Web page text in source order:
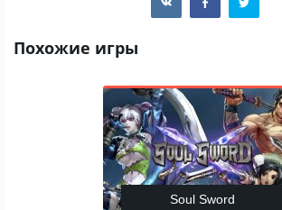
Похожие игры
Soul Sword